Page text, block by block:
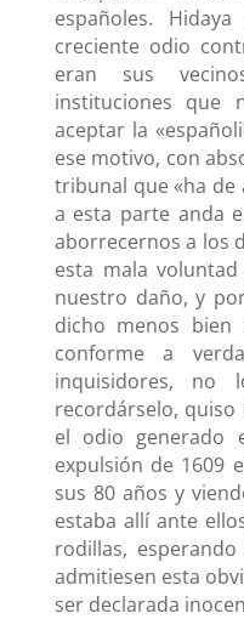
españoles.
creciente odio
eran sus
instituciones que
aceptar la
ese motivo, con
tribunal que «ha de
a esta parte anda
aborrecernos a los
esta mala
nuestro daño, y
dicho menos
conforme a
inquisidores, no
recordárselo, quiso
el odio generado
expulsión de 1609
sus 80 años y
estaba allí ante
rodillas,
admitiesen esta
ser declarada